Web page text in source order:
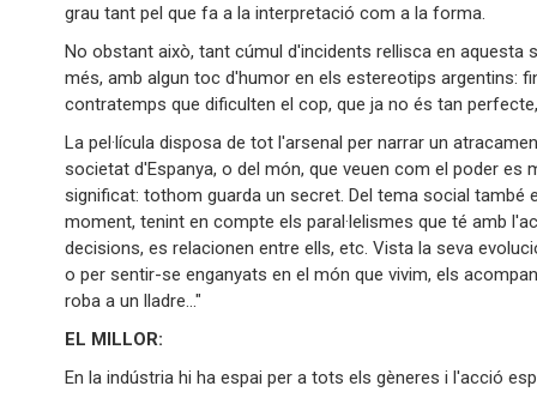
grau tant pel que fa a la interpretació com a la forma.
No obstant això, tant cúmul d'incidents rellisca en aquesta
més, amb algun toc d'humor en els estereotips argentins:
contratemps que dificulten el cop, que ja no és tan
La pel·lícula disposa de tot l'arsenal per narrar un
societat d'Espanya, o del món, que veuen com el poder
significat: tothom guarda un secret. Del tema social
moment, tenint en compte els paral·lelismes que té amb
decisions, es relacionen entre ells, etc. Vista la seva
o per sentir-se enganyats en el món que vivim, els
roba a un lladre..."
EL MILLOR:
En la indústria hi ha espai per a tots els gèneres i l'acció